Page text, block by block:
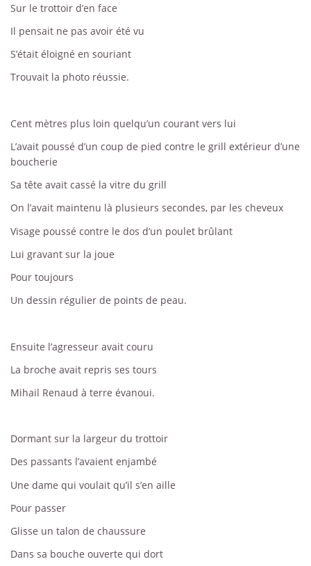
Sur le trottoir d’en face
Il pensait ne pas avoir été vu
S’était éloigné en souriant
Trouvait la photo réussie.
Cent mètres plus loin quelqu’un courant vers lui
L’avait poussé d’un coup de pied contre le grill extérieur d’une
boucherie
Sa tête avait cassé la vitre du grill
On l’avait maintenu là plusieurs secondes, par les cheveux
Visage poussé contre le dos d’un poulet brûlant
Lui gravant sur la joue
Pour toujours
Un dessin régulier de points de peau.
Ensuite l’agresseur avait couru
La broche avait repris ses tours
Mihail Renaud à terre évanoui.
Dormant sur la largeur du trottoir
Des passants l’avaient enjambé
Une dame qui voulait qu’il s’en aille
Pour passer
Glisse un talon de chaussure
Dans sa bouche ouverte qui dort